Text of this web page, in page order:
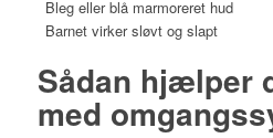
Bleg eller blå marmoreret hud
Barnet virker sløvt og slapt
Sådan hjælper
med